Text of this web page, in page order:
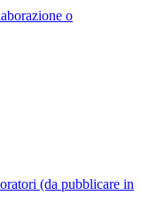
o
(da pubblicare in